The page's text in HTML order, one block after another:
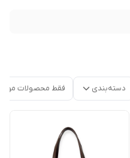
دسته‌بندی فقط محصولات